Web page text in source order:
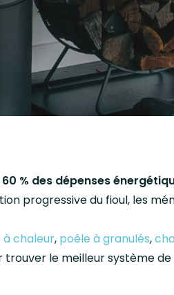
% des dépenses
progressive du fioul, les
à chaleur, poêle à granulés,
trouver le meilleur système